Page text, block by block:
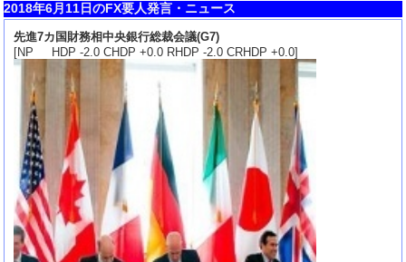
2018年6月11日のFX要人発言・ニュース
先進7カ国財務相中央銀行総裁会議(G7)
[NP HDP -2.0 CHDP +0.0 RHDP -2.0 CRHDP +0.0]